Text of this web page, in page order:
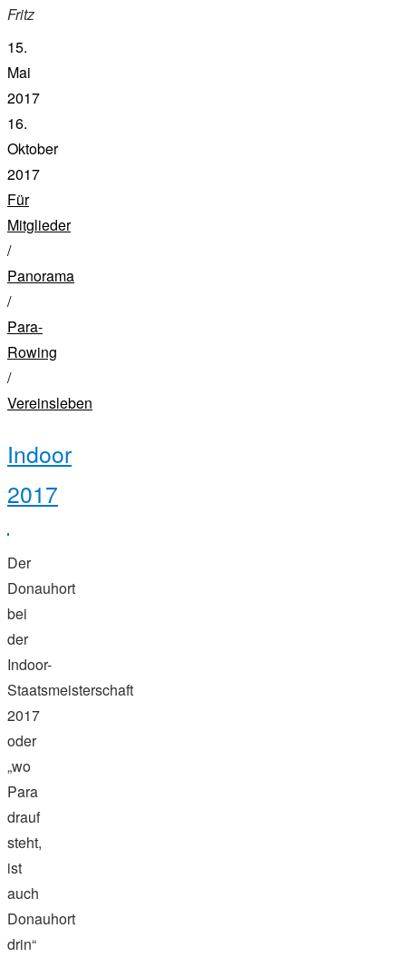
Fritz
15.
Mai
2017
16.
Oktober
2017
Für
Mitglieder
/
Panorama
/
Para-
Rowing
/
Vereinsleben
Indoor
2017
Der
Donauhort
bei
der
Indoor-
Staatsmeisterschaft
2017
oder
„wo
Para
drauf
steht,
ist
auch
Donauhort
drin“